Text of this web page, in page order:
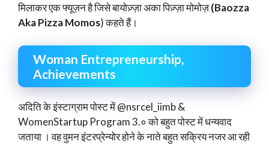
मिलाकर एक फ्यूज़न है जिसे बायोज़्ज़ा अका पिज़्ज़ा मोमोज़(Baozza
Aka Pizza Momos) कहते हैं।
Woman Entrepreneurship,
Achievements
अदिति के इंस्टाग्राम पोस्ट में @nsrcel_iimb &
WomenStartup Program 3.० को बहुत पोस्ट में धन्यवाद
जताया । वह वुमन इंटरप्रेन्योर होने के नाते बहुत सक्रिय नजर आ रही